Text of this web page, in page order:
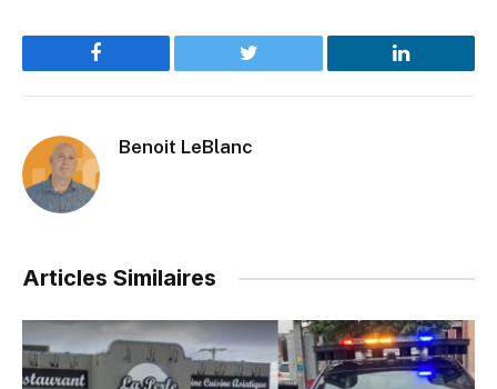
Facebook Twitter LinkedIn
Benoit LeBlanc
Articles Similaires